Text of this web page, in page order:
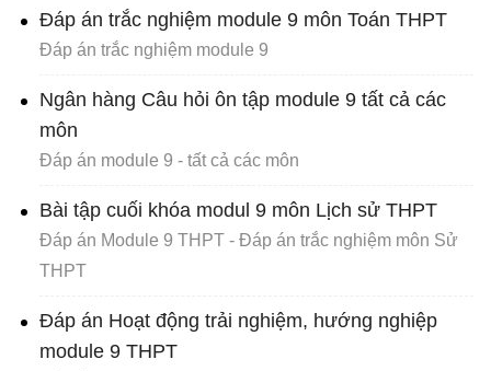
Đáp án trắc nghiệm module 9 môn Toán THPT
Đáp án trắc nghiệm module 9
Ngân hàng Câu hỏi ôn tập module 9 tất cả các
môn
Đáp án module 9 - tất cả các môn
Bài tập cuối khóa modul 9 môn Lịch sử THPT
Đáp án Module 9 THPT - Đáp án trắc nghiệm môn Sử
THPT
Đáp án Hoạt động trải nghiệm, hướng nghiệp
module 9 THPT